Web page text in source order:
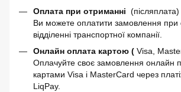
Оплата при отриманні (післяплата)
Ви можете оплатити замовлення при
відділенні транспортної компанії.
Онлайн оплата картою ( Visa,
Оплачуйте своє замовлення онлайн
картами Visa і MasterCard через
LiqPay.